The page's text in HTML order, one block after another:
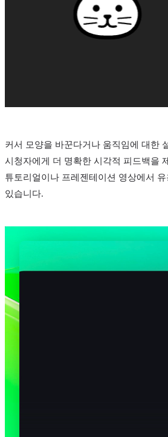
커서 모양을 바꾼다거나 움직임에 대한
시청자에게 더 명확한 시각적 피드백을
튜토리얼이나 프레젠테이션 영상에서
있습니다.